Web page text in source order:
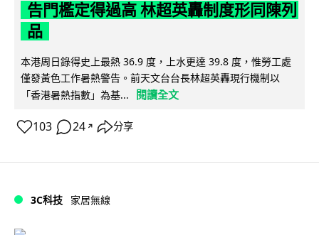
告門檻定得過高 林超英轟制度形同陳列
品
本港周日錄得史上最熱 36.9 度，上水更達 39.8 度，惟勞工處
僅發黃色工作暑熱警告。前天文台台長林超英轟現行機制以
「香港暑熱指數」為基...
閱讀全文
103 24 ↗ 分享
3C科技 家居無線